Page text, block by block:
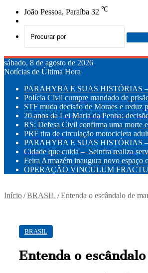
João Pessoa, Paraíba 32 ℃
sábado, 8 de agosto de 2026
Notícias de Última Hora
PARAHYBA E SUAS HISTÓRIAS –
Polícia Civil cumpre mandado de
STF muda decisão de Moraes e reduz
20 anos da Lei Maria da Penha:
RS: Defesa Civil confirma uma morte
PRF tira de circulação motocicleta
PARAHYBA E SUAS HISTÓRIAS –
Cidade que cuida – Seinfra realiza
Feira Armazém inaugura novo espaço
OPERAÇÃO VINCULUM
Início/BRASIL /Entenda o escândalo de
BRASIL
Entenda o